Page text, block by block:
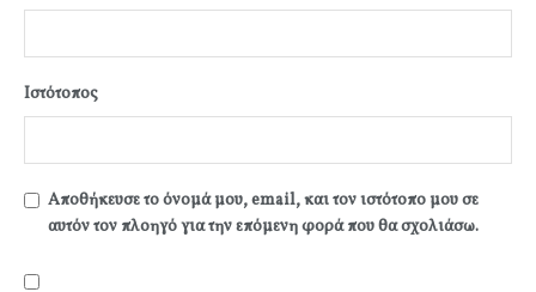
Ιστότοπος
Αποθήκευσε το όνομά μου, email, και τον ιστότοπο μου σε
αυτόν τον πλοηγό για την επόμενη φορά που θα σχολιάσω.